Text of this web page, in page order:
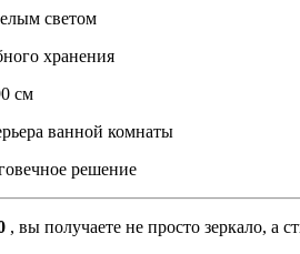
светом
хранения
см
ванной комнаты
решение
, вы получаете не просто зеркало, а